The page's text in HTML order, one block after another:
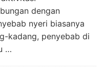
dengan
nyeri biasanya
kadang, penyebab di
…